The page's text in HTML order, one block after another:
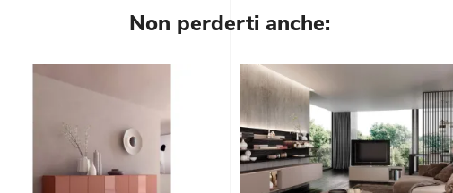
Non perderti anche: